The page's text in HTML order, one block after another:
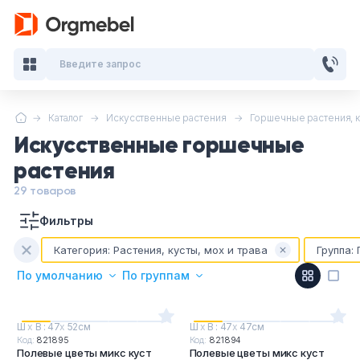
Каталог Искусственные растения Горшечные растения,
Искусственные горшечные
растения
29 товаров
Фильтры
Категория: Растения, кусты, мох и трава Группа:
По умолчанию По группам
Ш х В : 47х 52см
Код: 821895
Полевые цветы микс куст
Ш х В : 47х 47см
Код: 821894
Полевые цветы микс куст
Введите запрос
Кабинеты руководителя
Мебель для персонала
Стойки ресепшн
Офисные столы